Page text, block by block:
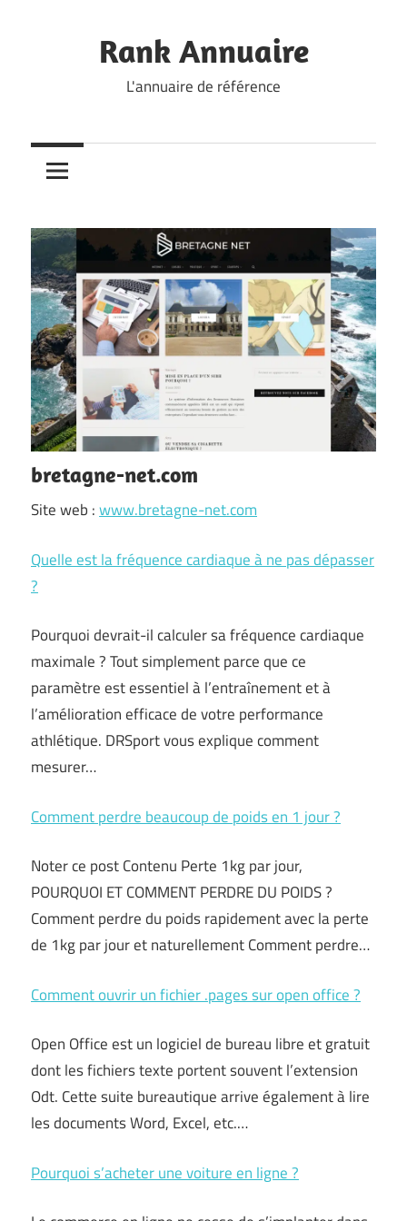
Rank Annuaire
L'annuaire de référence
bretagne-net.com
Site web :www.bretagne-net.com
Quelle est la fréquence cardiaque à ne pas dépasser
?
Pourquoi devrait-il calculer sa fréquence cardiaque
maximale ? Tout simplement parce que ce
paramètre est essentiel à l’entraînement et à
l’amélioration efficace de votre performance
athlétique. DRSport vous explique comment
mesurer…
Comment perdre beaucoup de poids en 1 jour ?
Noter ce post Contenu Perte 1kg par jour,
POURQUOI ET COMMENT PERDRE DU POIDS ?
Comment perdre du poids rapidement avec la perte
de 1kg par jour et naturellement Comment perdre…
Comment ouvrir un fichier .pages sur open office ?
Open Office est un logiciel de bureau libre et gratuit
dont les fichiers texte portent souvent l’extension
Odt. Cette suite bureautique arrive également à lire
les documents Word, Excel, etc.…
Pourquoi s’acheter une voiture en ligne ?